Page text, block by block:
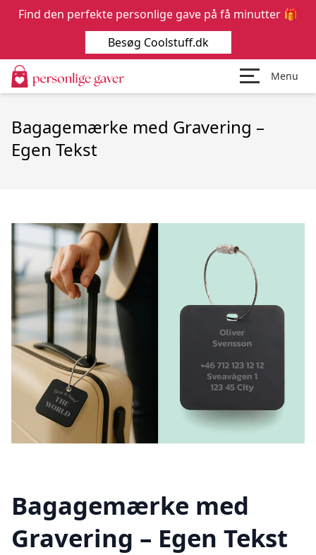
Menu
Bagagemærke med Gravering –
Egen Tekst
Bagagemærke med
Gravering – Egen Tekst
Find den perfekte personlige gave på få minutter 🎁
Besøg Coolstuff.dk